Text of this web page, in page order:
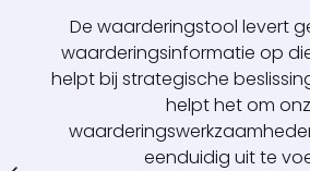
De waarderingstool levert
waarderingsinformatie op
helpt bij strategische
helpt het om
eenduidig uit te